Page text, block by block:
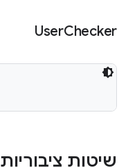
UserChecker
שיטות ציבוריות